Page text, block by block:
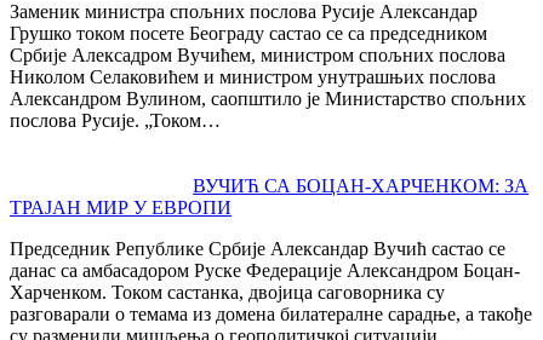
Заменик министра спољних послова Русије Александар
Грушко током посете Београду састао се са председником
Србије Алексадром Вучићем, министром спољних послова
Николом Селаковићем и министром унутрашњих послова
Александром Вулином, саопштило је Министарство спољних
послова Русије. „Током…
ВУЧИЋ СА БОЦАН-ХАРЧЕНКОМ: ЗА
ТРАЈАН МИР У ЕВРОПИ
Председник Републике Србије Александар Вучић састао се
данас са амбасадором Руске Федерације Александром Боцан-
Харченком. Током састанка, двојица саговорника су
разговарали о темама из домена билатералне сарадње, а такође